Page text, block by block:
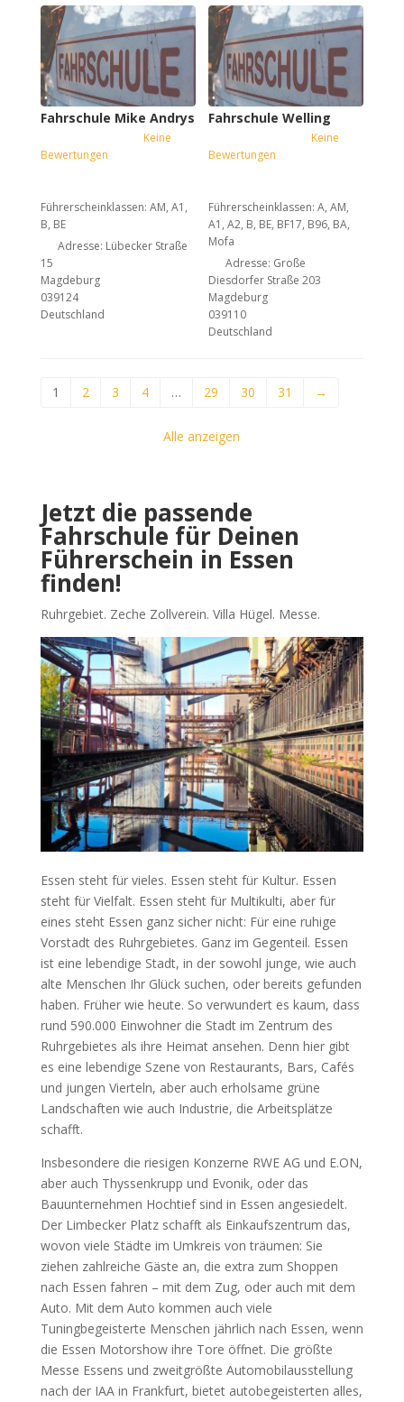
Fahrschule Mike Andrys
Keine
Bewertungen
Führerscheinklassen:AM, A1,
B, BE
Adresse: Lübecker Straße
15
Magdeburg
039124
Deutschland
Fahrschule Welling
Keine
Bewertungen
Führerscheinklassen:A, AM,
A1, A2, B, BE, BF17, B96, BA,
Mofa
Adresse: Große
Diesdorfer Straße 203
Magdeburg
039110
Deutschland
1 2 3 4 … 29 30 31 →
Alle anzeigen
Jetzt die passende
Fahrschule für Deinen
Führerschein in Essen
finden!
Ruhrgebiet. Zeche Zollverein. Villa Hügel. Messe.
Essen steht für vieles. Essen steht für Kultur. Essen
steht für Vielfalt. Essen steht für Multikulti, aber für
eines steht Essen ganz sicher nicht: Für eine ruhige
Vorstadt des Ruhrgebietes. Ganz im Gegenteil. Essen
ist eine lebendige Stadt, in der sowohl junge, wie auch
alte Menschen Ihr Glück suchen, oder bereits gefunden
haben. Früher wie heute. So verwundert es kaum, dass
rund 590.000 Einwohner die Stadt im Zentrum des
Ruhrgebietes als ihre Heimat ansehen. Denn hier gibt
es eine lebendige Szene von Restaurants, Bars, Cafés
und jungen Vierteln, aber auch erholsame grüne
Landschaften wie auch Industrie, die Arbeitsplätze
schafft.
Insbesondere die riesigen Konzerne RWE AG und E.ON,
aber auch Thyssenkrupp und Evonik, oder das
Bauunternehmen Hochtief sind in Essen angesiedelt.
Der Limbecker Platz schafft als Einkaufszentrum das,
wovon viele Städte im Umkreis von träumen: Sie
ziehen zahlreiche Gäste an, die extra zum Shoppen
nach Essen fahren – mit dem Zug, oder auch mit dem
Auto. Mit dem Auto kommen auch viele
Tuningbegeisterte Menschen jährlich nach Essen, wenn
die Essen Motorshow ihre Tore öffnet. Die größte
Messe Essens und zweitgrößte Automobilausstellung
nach der IAA in Frankfurt, bietet autobegeisterten alles,